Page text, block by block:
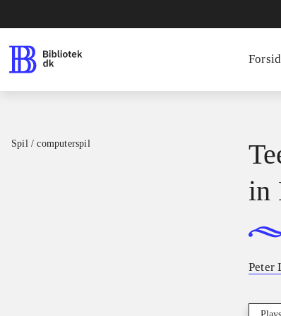
Spil / computerspil
in
Peter